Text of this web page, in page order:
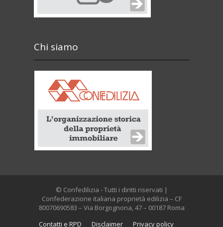
Chi siamo
© Confedilizia - Tutti i diritti riservati |
Confederazione italiana proprietà edilizia – CF
80070690583 – Via Borgognona, 47 – 00187 Roma
Contatti e RPD
Disclaimer Privacy policy